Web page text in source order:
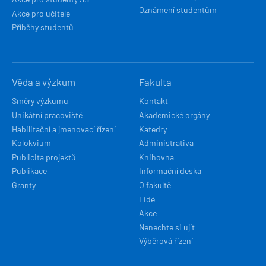
Akce pro učitele
Příběhy studentů
Oznámení studentům
Věda a výzkum
Směry výzkumu
Unikátní pracoviště
Habilitační a jmenovací řízení
Kolokvium
Publicita projektů
Publikace
Granty
Fakulta
Kontakt
Akademické orgány
Katedry
Administrativa
Knihovna
Informační deska
O fakultě
Lidé
Akce
Nenechte si ujít
Výběrová řízení